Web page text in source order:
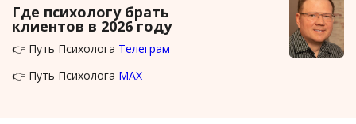
Где психологу брать
клиентов в 2026 году
👉 Путь Психолога Телеграм
👉 Путь Психолога MAX